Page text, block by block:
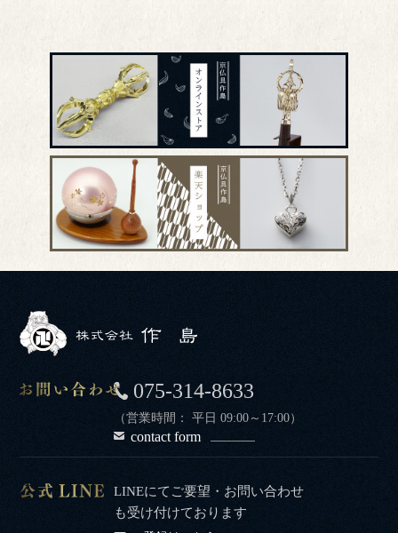
075-314-8633
（営業時間： 平日 09:00～17:00）
contact form
LINEにてご要望・お問い合わせ
も受け付けております